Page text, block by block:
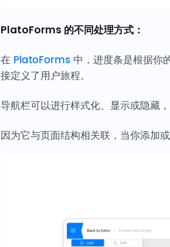
PlatoForms 的不同处理方式：
在 PlatoForms中，进度条是根据你
接定义了用户旅程。
导航栏可以进行样式化、显示或隐藏
因为它与页面结构相关联，当你添加